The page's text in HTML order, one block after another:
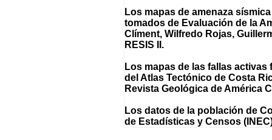
Los mapas de amenaza
tomados de Evaluación de la
Clíment, Wilfredo Rojas,
RESIS II.
Los mapas de las fallas
del Atlas Tectónico de Costa
Revista Geológica de América
Los datos de la población de
de Estadísticas y Censos